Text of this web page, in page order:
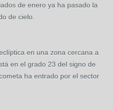
de enero ya ha pasado la
de cielo.
en una zona cercana a
en el grado 23 del signo de
ha entrado por el sector